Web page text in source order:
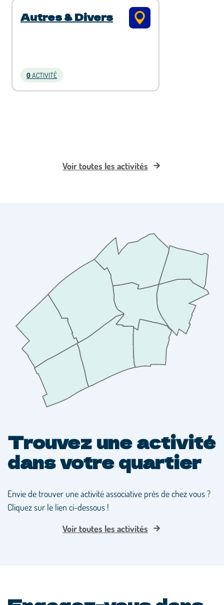
Autres & Divers
0ACTIVITÉ
Voir toutes les activités
Trouvez une activité
dans votre quartier
Envie de trouver une activité associative près de chez vous ?
Cliquez sur le lien ci-dessous !
Voir toutes les activités